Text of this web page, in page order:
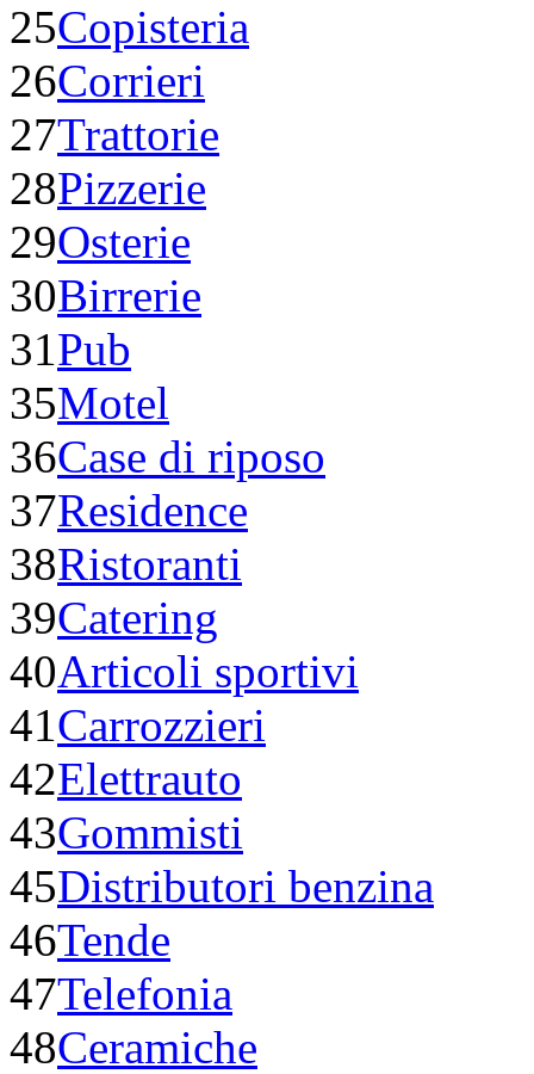
25Copisteria
26Corrieri
27Trattorie
28Pizzerie
29Osterie
30Birrerie
31Pub
35Motel
36Case di riposo
37Residence
38Ristoranti
39Catering
40Articoli sportivi
41Carrozzieri
42Elettrauto
43Gommisti
45Distributori benzina
46Tende
47Telefonia
48Ceramiche